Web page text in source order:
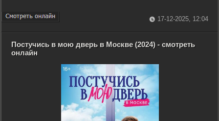
17-12-2025, 12:04
Постучись в мою дверь в Москве (2024) - смотреть
онлайн